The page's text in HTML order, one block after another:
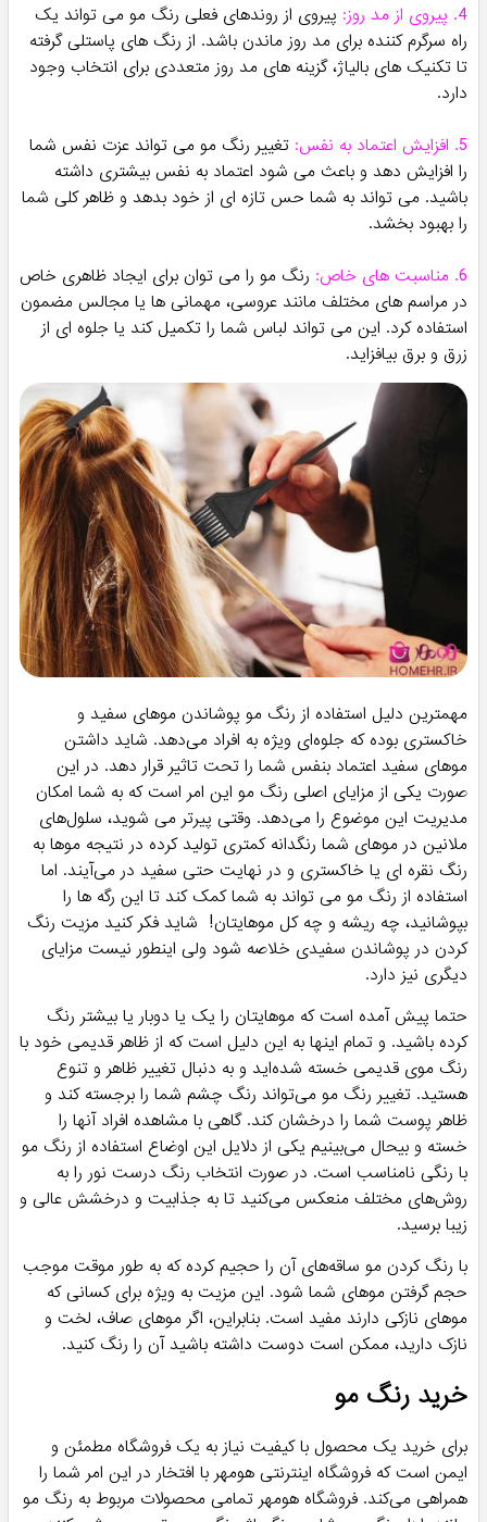
4. پیروی از مد روز:
پیروی از روندهای فعلی رنگ مو می تواند یک
راه سرگرم کننده برای مد روز ماندن باشد. از رنگ های پاستلی گرفته
تا تکنیک های بالیاژ، گزینه های مد روز متعددی برای انتخاب وجود
دارد.
5. افزایش اعتماد به نفس:
تغییر رنگ مو می تواند عزت نفس شما
را افزایش دهد و باعث می شود اعتماد به نفس بیشتری داشته
باشید. می تواند به شما حس تازه ای از خود بدهد و ظاهر کلی شما
را بهبود بخشد.
6. مناسبت های خاص:
رنگ مو را می توان برای ایجاد ظاهری خاص
در مراسم های مختلف مانند عروسی، مهمانی ها یا مجالس مضمون
استفاده کرد. این می تواند لباس شما را تکمیل کند یا جلوه ای از
زرق و برق بیافزاید.
مهمترین دلیل استفاده از رنگ مو پوشاندن موهای سفید و
خاکستری بوده که جلوه‌ای ویژه به افراد می‌دهد. شاید داشتن
موهای سفید اعتماد بنفس شما را تحت تاثیر قرار دهد. در این
صورت یکی از مزایای اصلی رنگ مو این امر است که به شما امکان
مدیریت این موضوع را می‌دهد. وقتی پیرتر می شوید، سلول‌های
ملانین در موهای شما رنگدانه کمتری تولید کرده در نتیجه موها به
رنگ نقره ای یا خاکستری و در نهایت حتی سفید در می‌آیند. اما
استفاده از رنگ مو می تواند به شما کمک کند تا این رگه ها را
بپوشانید، چه ریشه و چه کل موهایتان! شاید فکر کنید مزیت رنگ
کردن در پوشاندن سفیدی خلاصه شود ولی اینطور نیست مزایای
دیگری نیز دارد.
حتما پیش آمده است که موهایتان را یک یا دوبار یا بیشتر رنگ
کرده باشید. و تمام اینها به این دلیل است که از ظاهر قدیمی خود با
رنگ موی قدیمی خسته شده‌اید و به دنبال تغییر ظاهر و تنوع
هستید. تغییر رنگ مو می‌تواند رنگ چشم شما را برجسته کند و
ظاهر پوست شما را درخشان کند. گاهی با مشاهده افراد آنها را
خسته و بیحال می‌بینیم یکی از دلایل این اوضاع استفاده از رنگ مو
با رنگی نامناسب است. در صورت انتخاب رنگ درست نور را به
روش‌های مختلف منعکس می‌کنید تا به جذابیت و درخشش عالی و
زیبا برسید.
با رنگ کردن مو ساقه‌های آن را حجیم کرده که به طور موقت موجب
حجم گرفتن موهای شما شود. این مزیت به ویژه برای کسانی که
موهای نازکی دارند مفید است. بنابراین، اگر موهای صاف، لخت و
نازک دارید، ممکن است دوست داشته باشید آن را رنگ کنید.
خرید رنگ مو
برای خرید یک محصول با کیفیت نیاز به یک فروشگاه مطمئن و
ایمن است که فروشگاه اینترنتی هومهر با افتخار در این امر شما را
همراهی می‌کند. فروشگاه هومهر تمامی محصولات مربوط به رنگ مو